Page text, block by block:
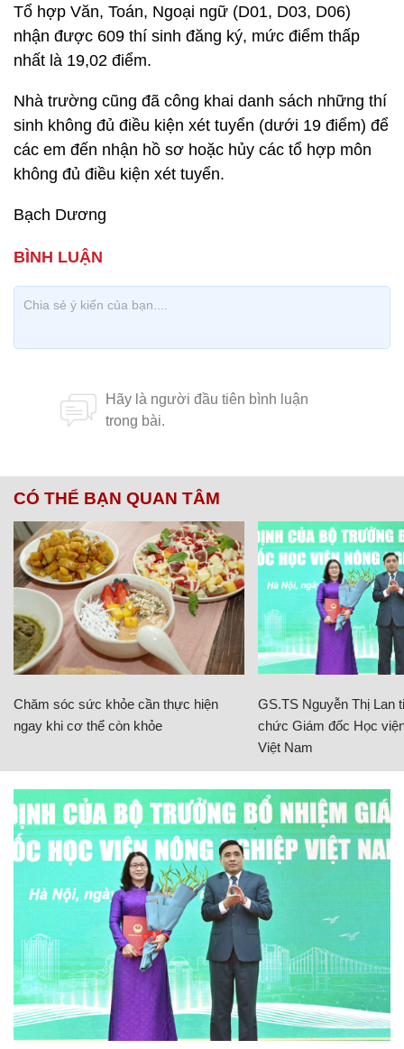
Tổ hợp Văn, Toán, Ngoại ngữ (D01, D03, D06)
nhận được 609 thí sinh đăng ký, mức điểm thấp
nhất là 19,02 điểm.
Nhà trường cũng đã công khai danh sách những thí
sinh không đủ điều kiện xét tuyển (dưới 19 điểm) để
các em đến nhận hồ sơ hoặc hủy các tổ hợp môn
không đủ điều kiện xét tuyển.
Bạch Dương
CÓ THỂ BẠN QUAN TÂM
Chăm sóc sức khỏe cần thực hiện
ngay khi cơ thể còn khỏe
GS.TS Nguyễn Thị Lan
chức Giám đốc Học
Việt Nam